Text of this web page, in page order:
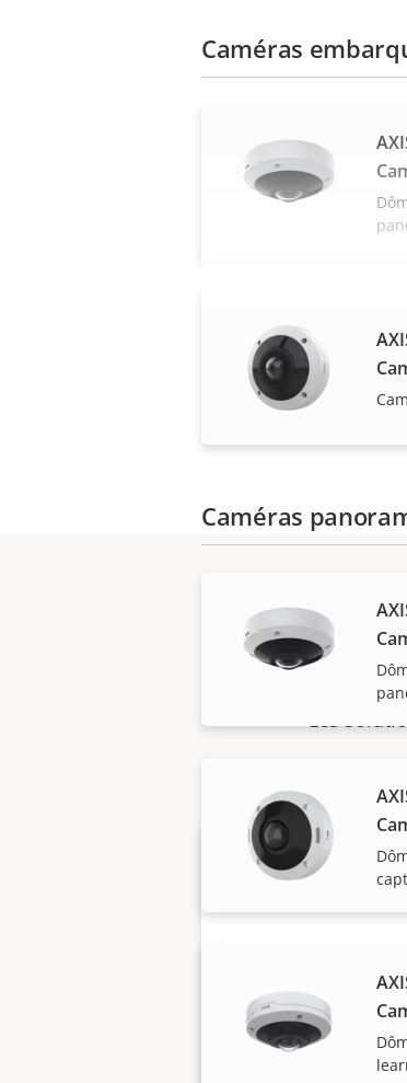
Caméras
Caméras
Les
Vous voulez
des produits